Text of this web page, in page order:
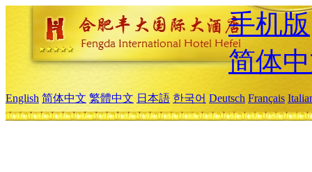
手机版
简体
English 简体中文 繁體中文 日本語 한국어 Deutsch Français